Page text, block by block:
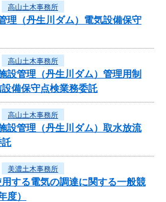
高山土木事務所
理（丹生川ダム）電気設備保守
高山土木事務所
設管理（丹生川ダム）管理用制
備保守点検業務委託
高山土木事務所
設管理（丹生川ダム）取水放流
託
美濃土木事務所
する電気の調達に関する一般競
度）